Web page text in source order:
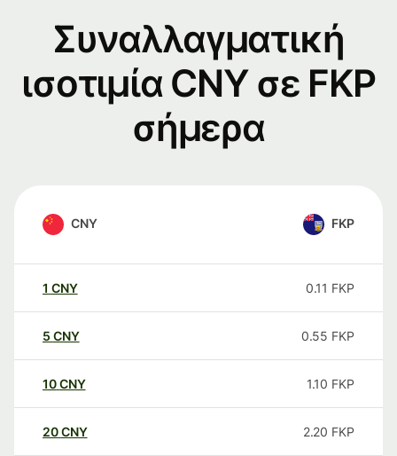
Συναλλαγματική
ισοτιμία CNY σε FKP
σήμερα
CNY FKP
1 CNY 0.11 FKP
5 CNY 0.55 FKP
10CNY 1.10 FKP
20CNY 2.20 FKP